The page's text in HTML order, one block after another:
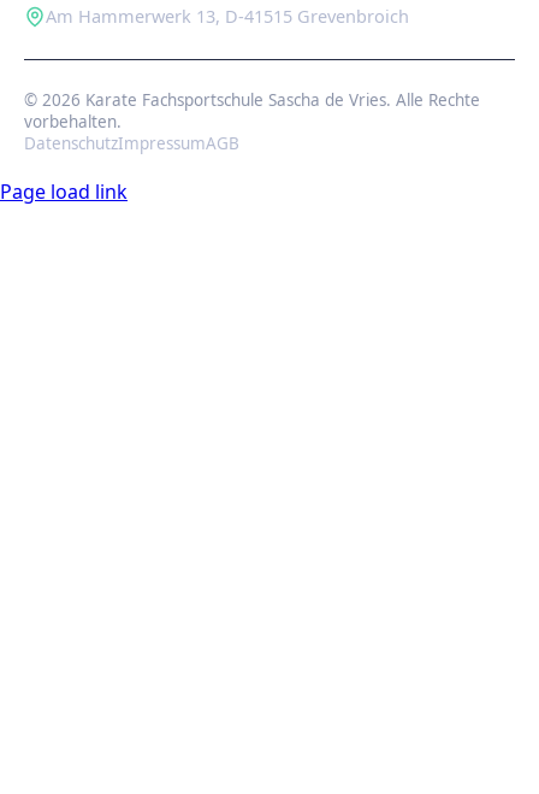
Am Hammerwerk 13, D-41515 Grevenbroich
© 2026 Karate Fachsportschule Sascha de Vries. Alle Rechte
vorbehalten.
DatenschutzImpressumAGB
Page load link